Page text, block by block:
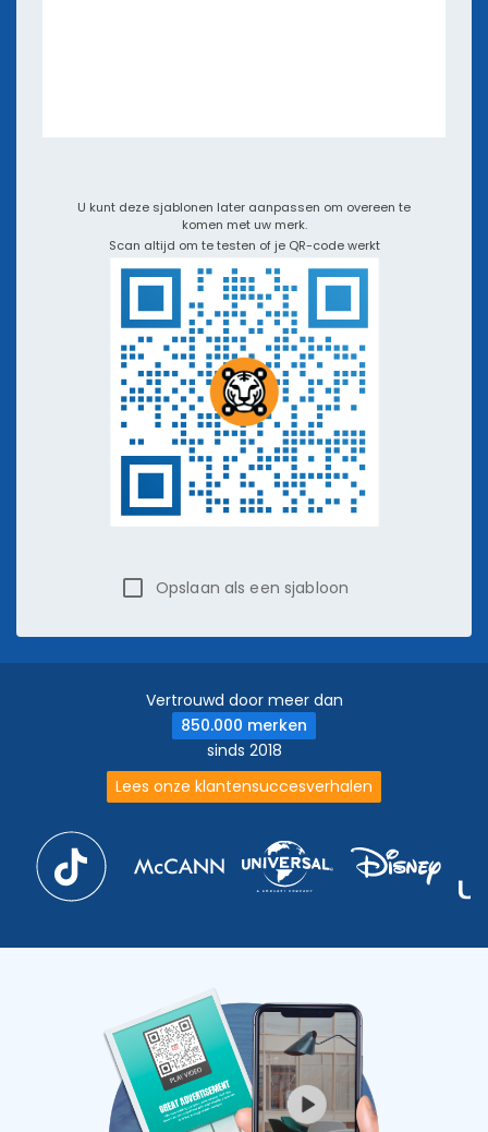
U kunt deze sjablonen later aanpassen om overeen te
komen met uw merk.
Scan altijd om te testen of je QR-code werkt
Opslaan als een sjabloon
Vertrouwd door meer dan
850.000 merken
sinds 2018
Lees onze klantensuccesverhalen